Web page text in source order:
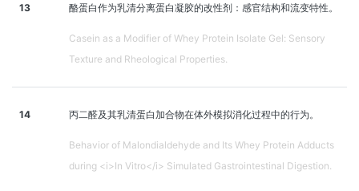
13 酪蛋白作为乳清分离蛋白凝胶的改性剂：感官结构和流变特性。
Casein as a Modifier of Whey Protein Isolate Gel: Sensory
Texture and Rheological Properties.
14 丙二醛及其乳清蛋白加合物在体外模拟消化过程中的行为。
Behavior of Malondialdehyde and Its Whey Protein Adducts
during <i>In Vitro</i> Simulated Gastrointestinal Digestion.